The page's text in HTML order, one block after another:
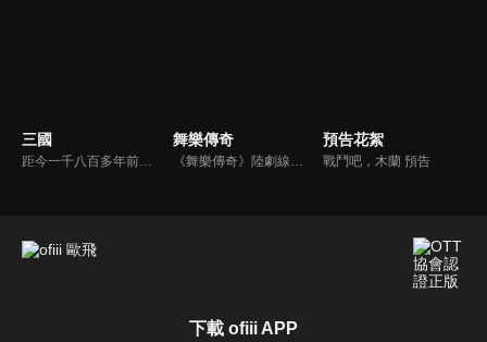
三國 舞樂傳奇 預告花絮
戰鬥吧，木蘭 預告
下載 ofiii APP